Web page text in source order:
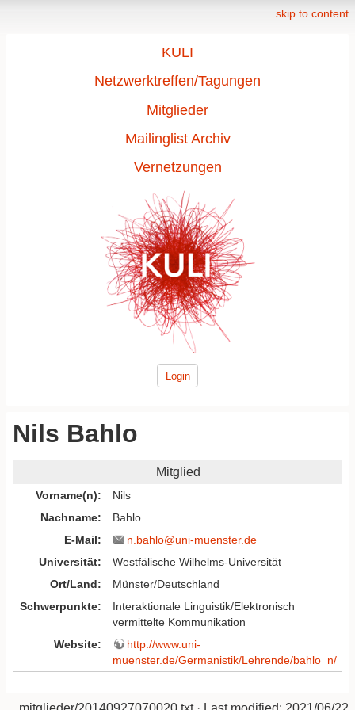
skip to content
KULI
Netzwerktreffen/Tagungen
Mitglieder
Mailinglist Archiv
Vernetzungen
Login
Nils Bahlo
Mitglied
Vorname(n)
Nils
Nachname
Bahlo
E-Mail
n.bahlo@uni-muenster.de
Universität
Westfälische Wilhelms-Universität
Ort/Land
Münster/Deutschland
Schwerpunkte
Interaktionale Linguistik/Elektronisch
vermittelte Kommunikation
Website
http://www.uni-
muenster.de/Germanistik/Lehrende/bahlo_n/